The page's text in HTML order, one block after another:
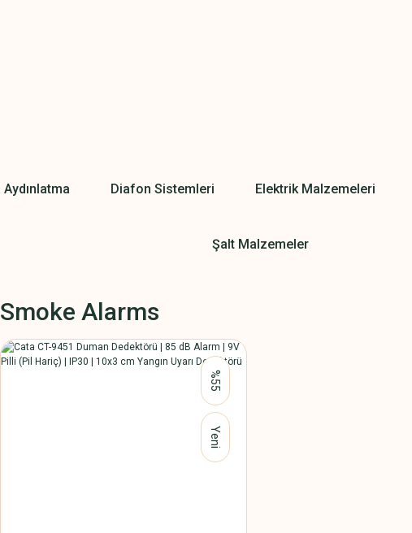
Aydınlatma Diafon Sistemleri Elektrik Malzemeleri
Şalt Malzemeler
Smoke Alarms
%55
Yeni